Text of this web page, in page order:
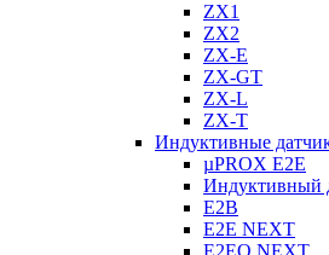
ZX1
ZX2
ZX-E
ZX-GT
ZX-L
ZX-T
Индуктивные
µPROX E2E
Индуктивный
E2B
E2E NEXT
E2EQ NEXT